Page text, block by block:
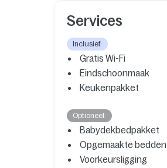
Services
Inclusief:
Gratis Wi-Fi
Eindschoonmaak
Keukenpakket
Optioneel:
Babydekbedpakket
Opgemaakte bedden
Voorkeursligging